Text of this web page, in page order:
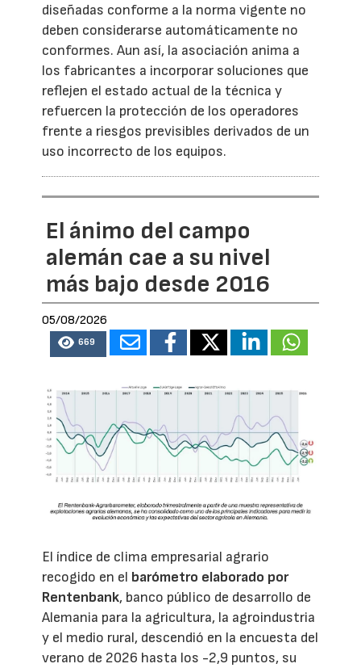
diseñadas conforme a la norma vigente no
deben considerarse automáticamente no
conformes. Aun así, la asociación anima a
los fabricantes a incorporar soluciones que
reflejen el estado actual de la técnica y
refuercen la protección de los operadores
frente a riesgos previsibles derivados de un
uso incorrecto de los equipos.
El ánimo del campo
alemán cae a su nivel
más bajo desde 2016
05/08/2026
669
El índice de clima empresarial agrario
recogido en el barómetro elaborado por
Rentenbank, banco público de desarrollo de
Alemania para la agricultura, la agroindustria
y el medio rural, descendió en la encuesta del
verano de 2026 hasta los -2,9 puntos, su